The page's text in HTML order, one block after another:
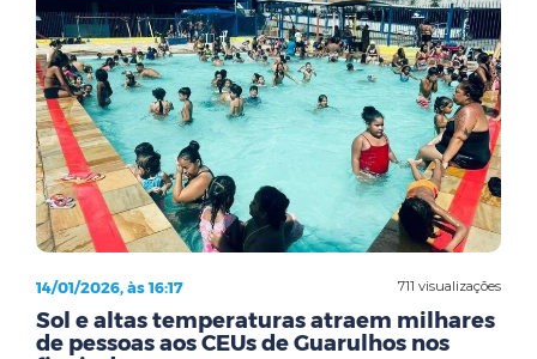
711 visualizações
14/01/2026, às 16:17
Sol e altas temperaturas atraem milhares
de pessoas aos CEUs de Guarulhos nos